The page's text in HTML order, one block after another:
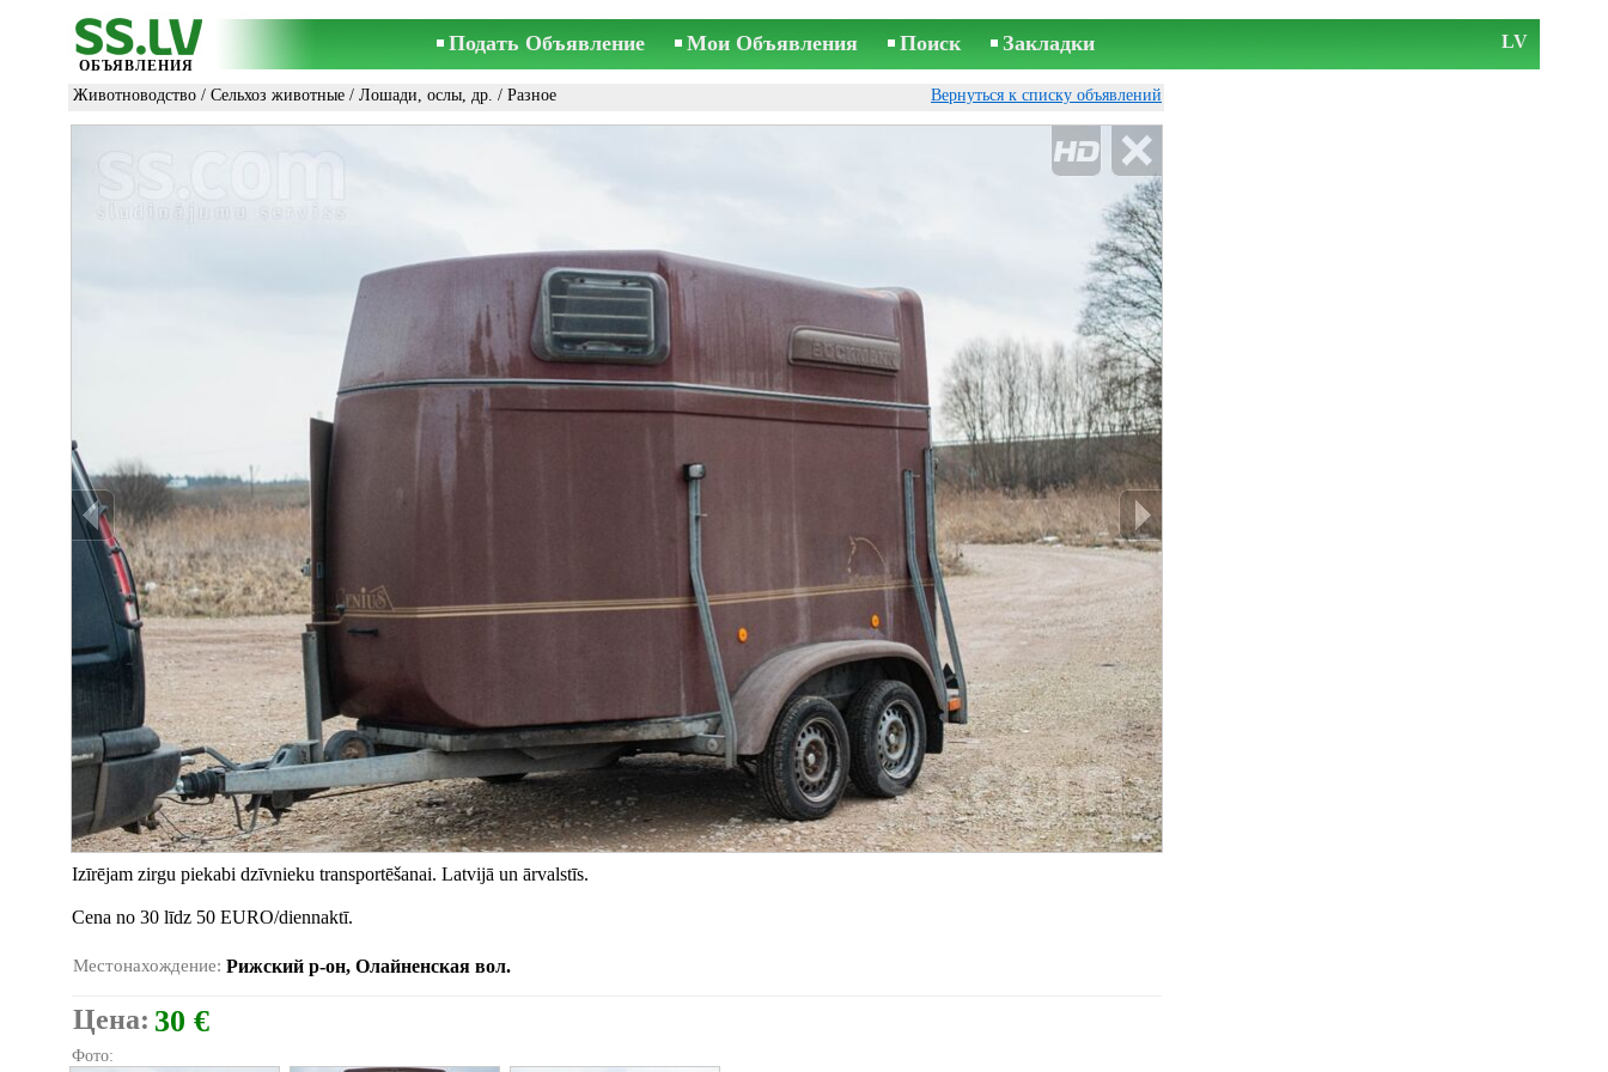
ОБЪЯВЛЕНИЯ
Подать Объявление Мои Объявления Поиск Закладки LV
Животноводство / Сельхоз животные / Лошади, ослы, др. / Разное Вернуться к списку объявлений
Izīrējam zirgu piekabi dzīvnieku transportēšanai. Latvijā un ārvalstīs.
Cena no 30 līdz 50 EURO/diennaktī.
Местонахождение: Рижский р-он, Олайненская вол.
Цена: 30 €
Фото: